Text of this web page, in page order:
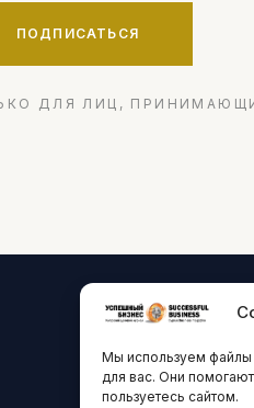
Мы используем файлы
для вас. Они помогают
пользуетесь сайтом.
ПОДПИСАТЬСЯ
ДЛЯ ЛИЦ,
ИННОВАЦИИ